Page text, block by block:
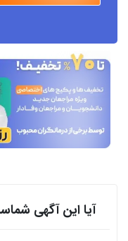
آیا این آگهی